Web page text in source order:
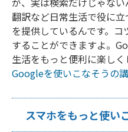
翻訳など日常生活で役に
を提供しているんです。
することができますよ。
生活をもっと便利に楽しく
Googleを使いこなそうの
スマホをもっと使い